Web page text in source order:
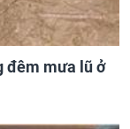
đêm mưa lũ ở